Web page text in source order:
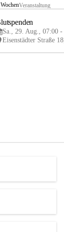
Veranstaltung
Sa., 29. Aug., 07:00 -